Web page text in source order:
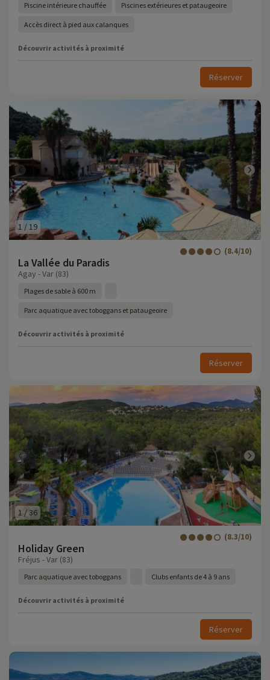
Piscine intérieure chauffée Piscines extérieures et pataugeoire
Accès direct à pied aux calanques
Découvrir activités à proximité
Réserver
1 /19
La Vallée du Paradis
(8.4/10)
Agay - Var (83)
Plages de sable à 600 m
Parc aquatique avec toboggans et pataugeoire
Découvrir activités à proximité
Réserver
1 /36
Holiday Green
(8.3/10)
Fréjus - Var (83)
Parc aquatique avec toboggans Clubs enfants de 4 à 9 ans
Découvrir activités à proximité
Réserver